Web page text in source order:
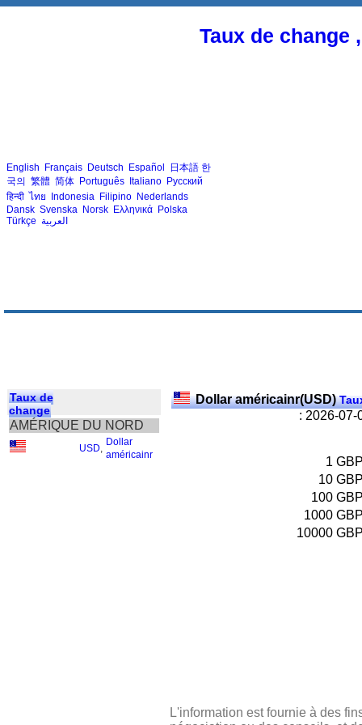
Taux de change
English Français Deutsch Español 日本語 한
국의 繁體 简体 Português Italiano Русский
हिन्दी ไทย Indonesia Filipino Nederlands
Dansk Svenska Norsk Ελληνικά Polska
Türkçe العربية
Taux de
change
AMÉRIQUE DU NORD
USD
Dollar
américainr
Dollar américainr(USD)
: 2026-07-
1
10
100
1000
10000
L'information est fournie à des